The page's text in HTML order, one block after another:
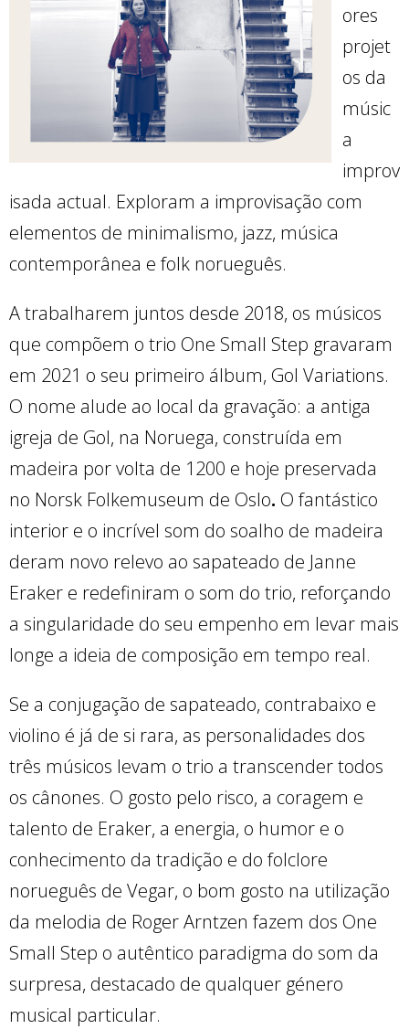
ores
projet
os da
músic
a
improv
isada actual. Exploram a improvisação com
elementos de minimalismo, jazz, música
contemporânea e folk norueguês.
A trabalharem juntos desde 2018, os músicos
que compõem o trio One Small Step gravaram
em 2021 o seu primeiro álbum, Gol Variations.
O nome alude ao local da gravação: a antiga
igreja de Gol, na Noruega, construída em
madeira por volta de 1200 e hoje preservada
no Norsk Folkemuseum de Oslo. O fantástico
interior e o incrível som do soalho de madeira
deram novo relevo ao sapateado de Janne
Eraker e redefiniram o som do trio, reforçando
a singularidade do seu empenho em levar mais
longe a ideia de composição em tempo real.
Se a conjugação de sapateado, contrabaixo e
violino é já de si rara, as personalidades dos
três músicos levam o trio a transcender todos
os cânones. O gosto pelo risco, a coragem e
talento de Eraker, a energia, o humor e o
conhecimento da tradição e do folclore
norueguês de Vegar, o bom gosto na utilização
da melodia de Roger Arntzen fazem dos One
Small Step o autêntico paradigma do som da
surpresa, destacado de qualquer género
musical particular.